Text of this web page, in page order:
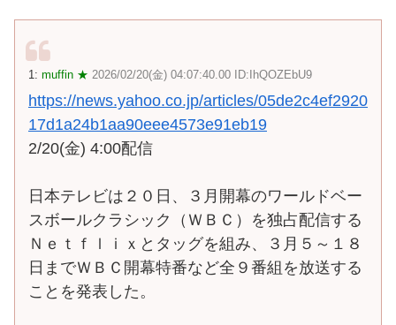
1: muffin ★ 2026/02/20(金) 04:07:40.00 ID:IhQOZEbU9
https://news.yahoo.co.jp/articles/05de2c4ef2920
17d1a24b1aa90eee4573e91eb19
2/20(金) 4:00配信
日本テレビは２０日、３月開幕のワールドベー
スボールクラシック（ＷＢＣ）を独占配信する
Ｎｅｔｆｌｉｘとタッグを組み、３月５～１８
日までＷＢＣ開幕特番など全９番組を放送する
ことを発表した。